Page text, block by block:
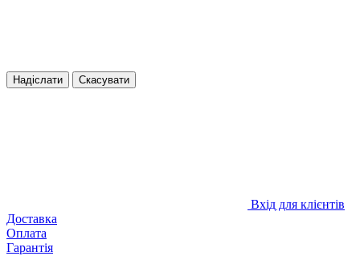
Надіслати Скасувати
Вхід для клієнтів
Доставка
Оплата
Гарантія